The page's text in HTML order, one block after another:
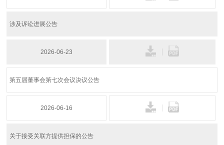
涉及诉讼进展公告
2026-06-23
第五届董事会第七次会议决议公告
2026-06-16
关于接受关联方提供担保的公告